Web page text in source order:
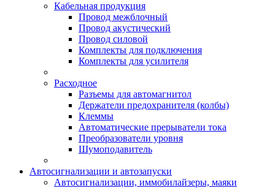
Кабельная продукция
Провод межблочный
Провод акустический
Провод силовой
Комплекты для подключения
Комплекты для усилителя
Расходное
Разъемы для автомагнитол
Держатели предохранителя (колбы)
Клеммы
Автоматические прерыватели тока
Преобразователи уровня
Шумоподавитель
Автосигнализации и автозапуски
Автосигнализации, иммобилайзеры, маяки